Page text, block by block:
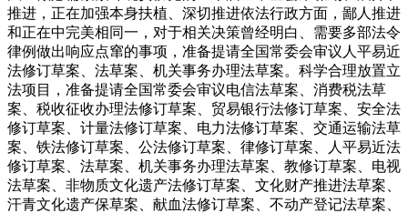
推进，正在加强本身扶植、深切推进依法行政方面，鄙人推进
和正在中完美相同一，对于相关决策曾经明白、需要多部法令
律例做出响应点窜的事项，准备提请全国常委会审议人平易近
法修订草案、法草案、机关事务办理法草案。科学合理放置立
法项目，准备提请全国常委会审议电信法草案、消费税法草
案、税收征收办理法修订草案、贸易银行法修订草案、安全法
修订草案、计量法修订草案、电力法修订草案、交通运输法草
案、铁法修订草案、公法修订草案、律修订草案、人平易近法
修订草案、法草案、机关事务办理法草案、教修订草案、电视
法草案、非物质文化遗产法修订草案、文化财产推进法草案、
汗青文化遗产保草案、献血法修订草案、不动产登记法草案、